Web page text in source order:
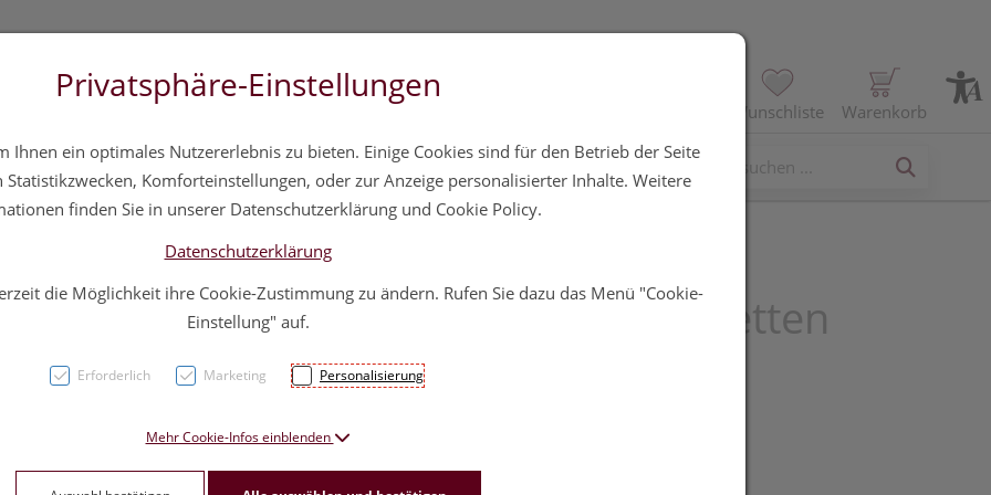
Wunschliste Warenkorb
Hautpflege Familie Nahrungsergänzung Diverses
Vertigoheel®-Tabletten
PZN: 1333666
Privatsphäre-Einstellungen
Ihnen ein optimales Nutzererlebnis zu bieten. Einige Cookies sind für den Betrieb der Seite
Komforteinstellungen, oder zur Anzeige personalisierter Inhalte. Weitere
finden Sie in unserer Datenschutzerklärung und Cookie Policy.
Datenschutzerklärung
die Möglichkeit ihre Cookie-Zustimmung zu ändern. Rufen Sie dazu das Menü "Cookie-
Einstellung" auf.
Erforderlich Marketing Personalisierung
Mehr Cookie-Infos einblenden